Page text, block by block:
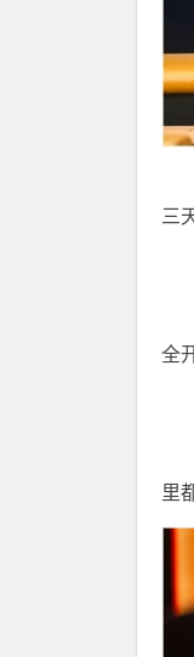
三
全
里